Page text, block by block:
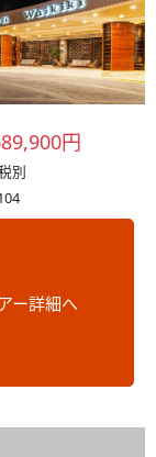
円
別
ー詳細へ